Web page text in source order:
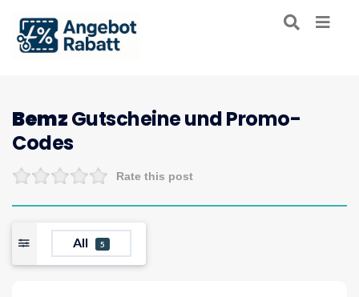
BemzGutscheine und Promo-
Codes
Rate this post
All 5